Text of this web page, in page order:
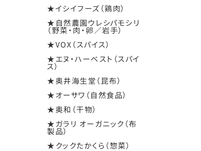
★イシイフーズ（鶏肉）
★自然農園ウレシパモシリ
（野菜・肉・卵／岩手）
★VOX（スパイス）
★エヌ・ハーベスト（スパイ
ス）
★奥井海生堂（昆布）
★オーサワ（自然食品）
★奥和（干物）
★ガラリ オーガニック（布
製品）
★クックたかくら（惣菜）